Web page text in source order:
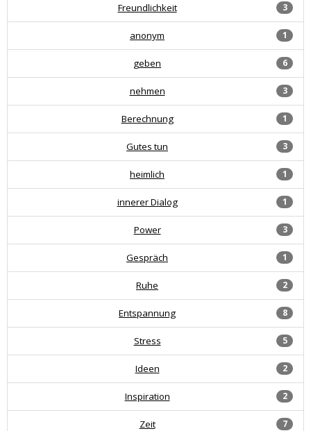
3
Freundlichkeit
1
anonym
6
geben
3
nehmen
1
Berechnung
3
Gutes tun
1
heimlich
1
innerer Dialog
3
Power
1
Gespräch
2
Ruhe
8
Entspannung
5
Stress
2
Ideen
2
Inspiration
7
Zeit